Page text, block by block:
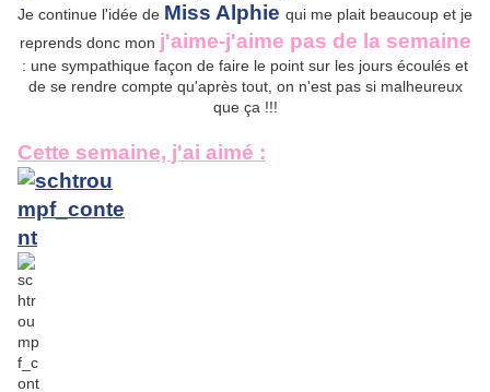
Je continue l'idée de Miss Alphie qui me plait beaucoup et je
reprends donc mon j'aime-j'aime pas de la semaine
: une sympathique façon de faire le point sur les jours écoulés et
de se rendre compte qu'après tout, on n'est pas si malheureux
que ça !!!
Cette semaine, j'ai aimé :